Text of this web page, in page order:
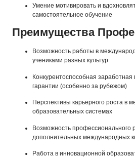
Умение мотивировать и
самостоятельное обучение
Преимущества
Возможность работы в
учениками разных культур
Конкурентоспособная
гарантии (особенно за рубежом)
Перспективы карьерного роста в
образовательных системах
Возможность профессионального
дополнительных международных
Работа в инновационной